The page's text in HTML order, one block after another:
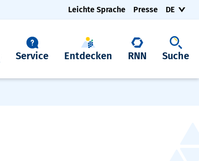
Leichte Sprache Presse DE
Service Entdecken RNN Suche